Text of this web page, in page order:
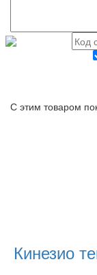
С этим товаром
Кинезио